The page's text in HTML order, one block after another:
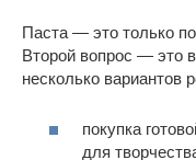
Паста — это только
Второй вопрос — это
несколько вариантов
покупка
для